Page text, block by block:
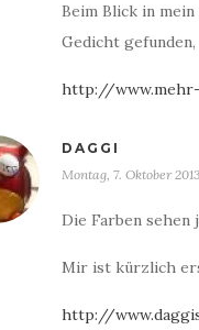
Beim Blick in
Gedicht
http://
DAGGI
Montag, 7. Oktober
Die Farben sehen
Mir ist kürzlich
http://